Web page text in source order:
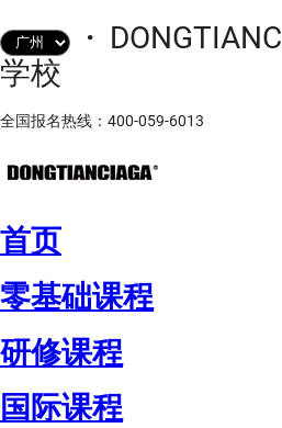
·
学校
全国报名热线：400-059-6013
首页
零基础课程
研修课程
国际课程